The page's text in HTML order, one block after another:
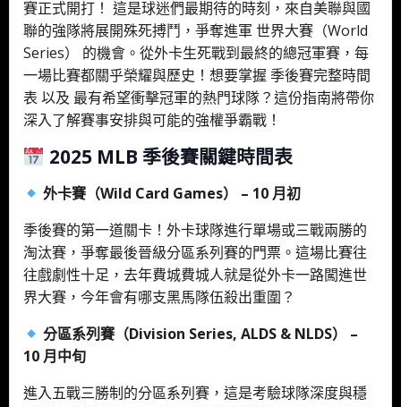
賽正式開打！ 這是球迷們最期待的時刻，來自美聯與國
聯的強隊將展開殊死搏鬥，爭奪進軍 世界大賽（World
Series） 的機會。從外卡生死戰到最終的總冠軍賽，每
一場比賽都關乎榮耀與歷史！想要掌握 季後賽完整時間
表 以及 最有希望衝擊冠軍的熱門球隊？這份指南將帶你
深入了解賽事安排與可能的強權爭霸戰！
2025 MLB 季後賽關鍵時間表
外卡賽（Wild Card Games） – 10 月初
季後賽的第一道關卡！外卡球隊進行單場或三戰兩勝的
淘汰賽，爭奪最後晉級分區系列賽的門票。這場比賽往
往戲劇性十足，去年費城費城人就是從外卡一路闖進世
界大賽，今年會有哪支黑馬隊伍殺出重圍？
分區系列賽（Division Series, ALDS & NLDS） –
10 月中旬
進入五戰三勝制的分區系列賽，這是考驗球隊深度與穩